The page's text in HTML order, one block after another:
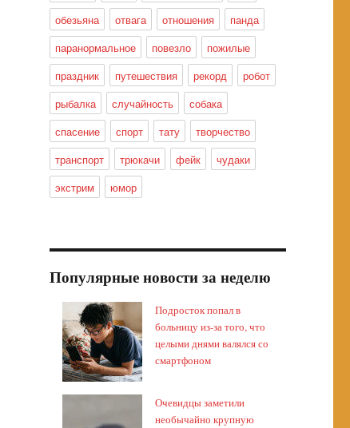
обезьяна
отвага отношения
панда
паранормальное
повезло
пожилые
праздник
путешествия рекорд
робот
рыбалка
случайность
собака
спасение
спорт тату
творчество
транспорт
трюкачи фейк
чудаки
экстрим
юмор
Популярные новости за неделю
Подросток попал в
больницу из-за того, что
целыми днями валялся со
смартфоном
Очевидцы заметили
необычайно крупную